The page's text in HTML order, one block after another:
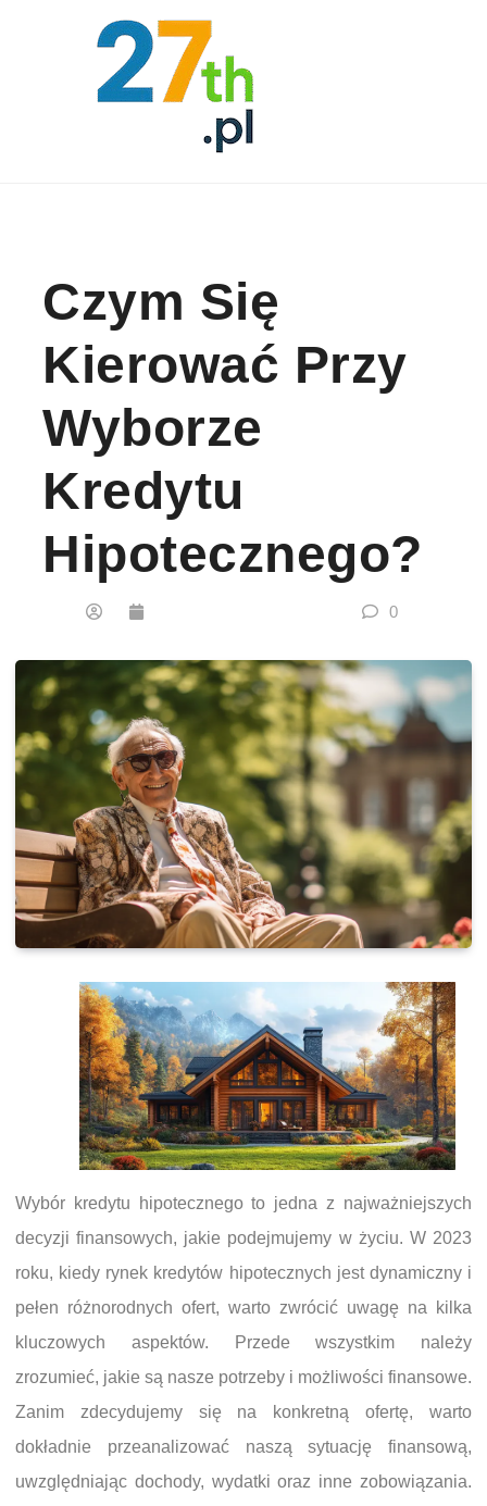
Czym Się
Kierować Przy
Wyborze
Kredytu
Hipotecznego?
0
Wybór kredytu hipotecznego to jedna z najważniejszych
decyzji finansowych, jakie podejmujemy w życiu. W 2023
roku, kiedy rynek kredytów hipotecznych jest dynamiczny i
pełen różnorodnych ofert, warto zwrócić uwagę na kilka
kluczowych aspektów. Przede wszystkim należy
zrozumieć, jakie są nasze potrzeby i możliwości finansowe.
Zanim zdecydujemy się na konkretną ofertę, warto
dokładnie przeanalizować naszą sytuację finansową,
uwzględniając dochody, wydatki oraz inne zobowiązania.